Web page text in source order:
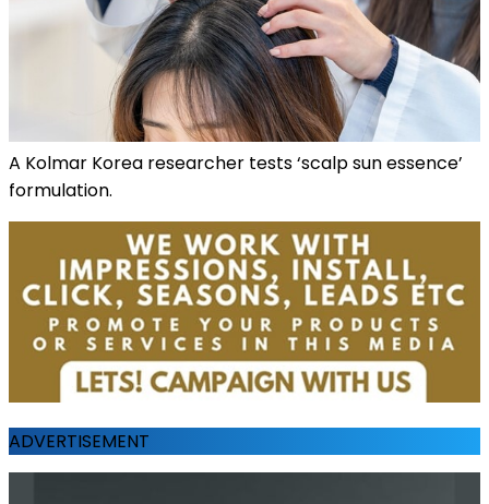
A Kolmar Korea researcher tests ‘scalp sun essence’
formulation.
ADVERTISEMENT